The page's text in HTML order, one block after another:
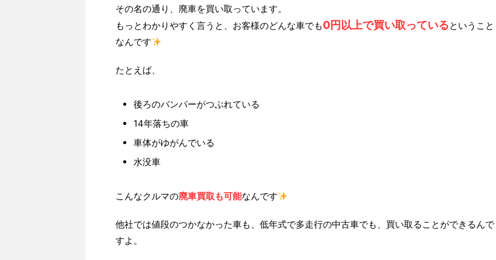
その名の通り、廃車を買い取っています。
もっとわかりやすく言うと、お客様のどんな車でも0円以上で買い取っているということ
なんです
たとえば、
後ろのバンパーがつぶれている
14年落ちの車
車体がゆがんでいる
水没車
こんなクルマの廃車買取も可能なんです
他社では値段のつかなかった車も、低年式で多走行の中古車でも、買い取ることができるんで
すよ。